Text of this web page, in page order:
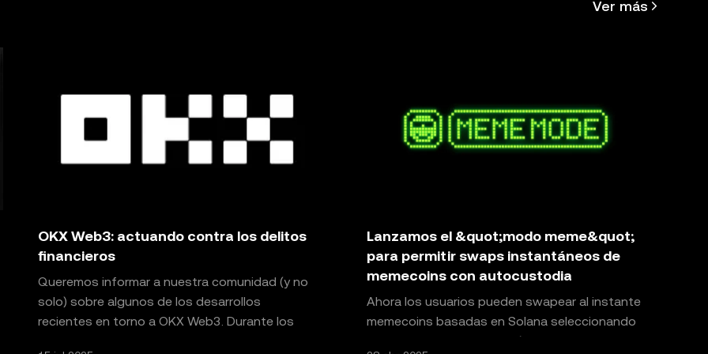
Ver más
OKX Web3: actuando contra los delitos
financieros
Queremos informar a nuestra comunidad (y no
solo) sobre algunos de los desarrollos
recientes en torno a OKX Web3. Durante los
Lanzamos el &quot;modo meme&quot;
para permitir swaps instantáneos de
memecoins con autocustodia
Ahora los usuarios pueden swapear al instante
memecoins basadas en Solana seleccionando
un monto preestablecido (como 0.5, 1, 2 o